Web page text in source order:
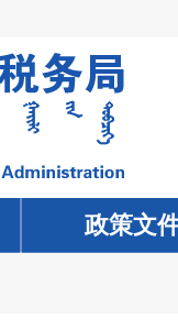
政策文
政策文